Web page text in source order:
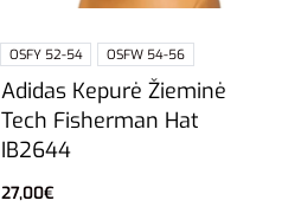
OSFY 52-54 OSFW 54-56
Adidas Kepurė Žieminė
Tech Fisherman Hat
IB2644
27,00€